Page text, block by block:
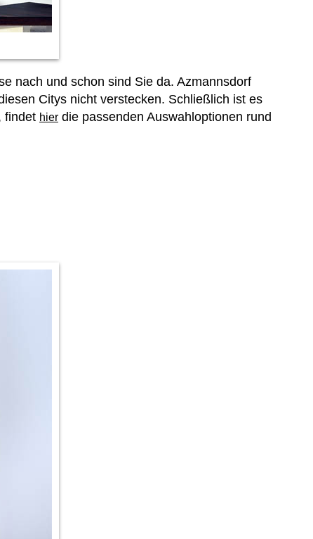
nach und schon sind Sie da. Azmannsdorf
Citys nicht verstecken. Schließlich ist es
findet hier die passenden Auswahloptionen rund